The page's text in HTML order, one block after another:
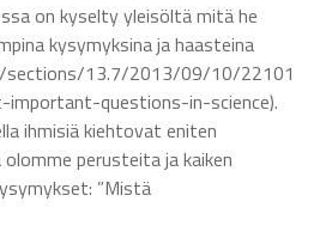
on kyselty yleisöltä mitä he
kysymyksina ja haasteina
sections/13.7/2013/09/10/22101
questions-in-science).
ihmisiä kiehtovat eniten
perusteita ja kaiken
”Mistä